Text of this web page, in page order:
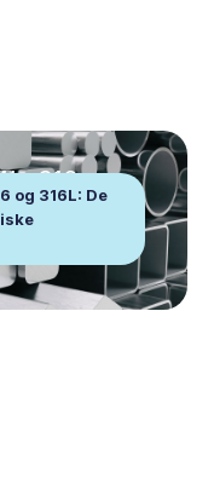
og 316L: De
316 og
og